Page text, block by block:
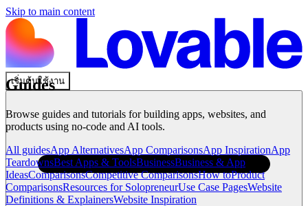
Skip to main content
เริ่มต้นใช้งาน
Guides
Browse guides and tutorials for building apps, websites, and
products using no-code and AI tools.
All guidesApp AlternativesApp ComparisonsApp InspirationApp
TeardownsBest Apps & ToolsBusinessBusiness & App
IdeasComparisonsCompetitive ComparisonsHow toProduct
ComparisonsResources for SolopreneurUse Case PagesWebsite
Definitions & ExplainersWebsite Inspiration